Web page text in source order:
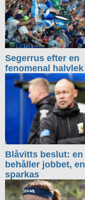
Segerrus efter en
fenomenal halvlek
Blåvitts beslut: en
behåller jobbet, en
sparkas